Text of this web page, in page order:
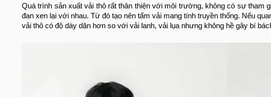
Quá trình sản xuất vải thô rất thân thiện với môi trường, không có sự tham
đan xen lại với nhau. Từ đó tạo nên tấm vải mang tính truyền thống. Nếu
vải thô có độ dày dặn hơn so với vải lanh, vải lụa nhưng không hề gây bí